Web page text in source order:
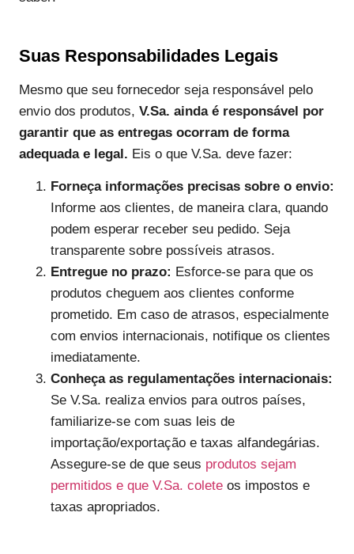
Suas Responsabilidades Legais
Mesmo que seu fornecedor seja responsável pelo
envio dos produtos, V.Sa. ainda é responsável por
garantir que as entregas ocorram de forma
adequada e legal. Eis o que V.Sa. deve fazer:
Forneça informações precisas sobre o envio:
Informe aos clientes, de maneira clara, quando
podem esperar receber seu pedido. Seja
transparente sobre possíveis atrasos.
Entregue no prazo: Esforce-se para que os
produtos cheguem aos clientes conforme
prometido. Em caso de atrasos, especialmente
com envios internacionais, notifique os clientes
imediatamente.
Conheça as regulamentações internacionais:
Se V.Sa. realiza envios para outros países,
familiarize-se com suas leis de
importação/exportação e taxas alfandegárias.
Assegure-se de que seus produtos sejam
permitidos e que V.Sa. colete os impostos e
taxas apropriados.